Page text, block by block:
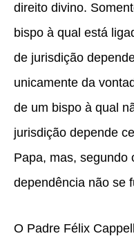
direito divino.
bispo à qual está
de jurisdição
unicamente da
de um bispo à qual
jurisdição depende
Papa, mas, segundo
dependência não se
O Padre Félix